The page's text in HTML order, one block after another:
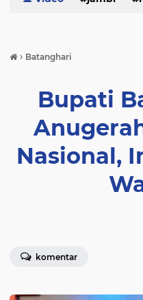
› Batanghari
Bupati
Nasional,
komentar